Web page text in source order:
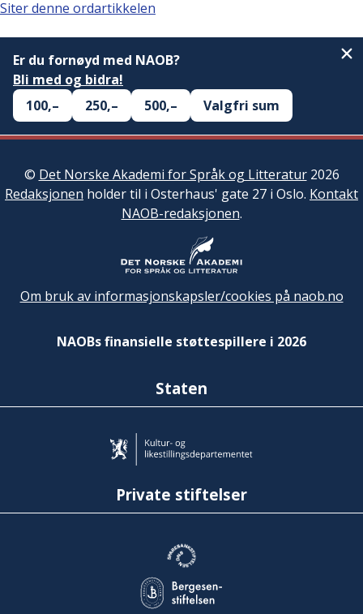
Siter denne ordartikkelen
Er du fornøyd med NAOB?
Bli med og bidra!
100,–
250,– 500,– Valgfri sum
© Det Norske Akademi for Språk og Litteratur2026
Redaksjonen holder til i Osterhaus' gate 27 i Oslo. Kontakt
NAOB-redaksjonen.
Om bruk av informasjonskapsler/cookies på naob.no
NAOBs finansielle støttespillere i 2026
Staten
Private stiftelser